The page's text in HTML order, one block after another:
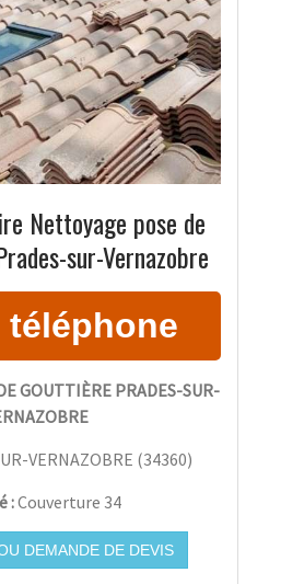
Nettoyage pose de
sur-Vernazobre
GOUTTIÈRE PRADES-SUR-
VERNAZOBRE (34360)
:Couverture 34
DEMANDE DE DEVIS